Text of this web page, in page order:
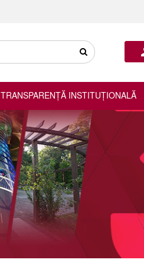
TRANSPARENȚĂ INSTITUȚIONALĂ